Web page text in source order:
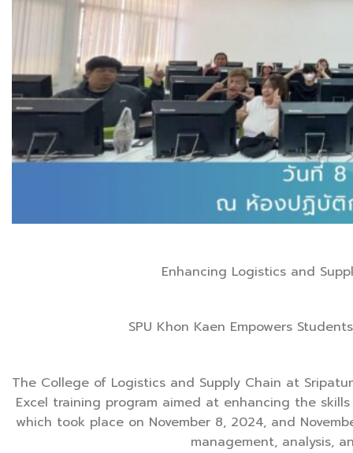
Enhancing Logistics and
SPU Khon Kaen Empowers
The College of Logistics and Supply Chain at
Excel training program aimed at enhancing the
which took place on November 8, 2024, and
management, analysis,